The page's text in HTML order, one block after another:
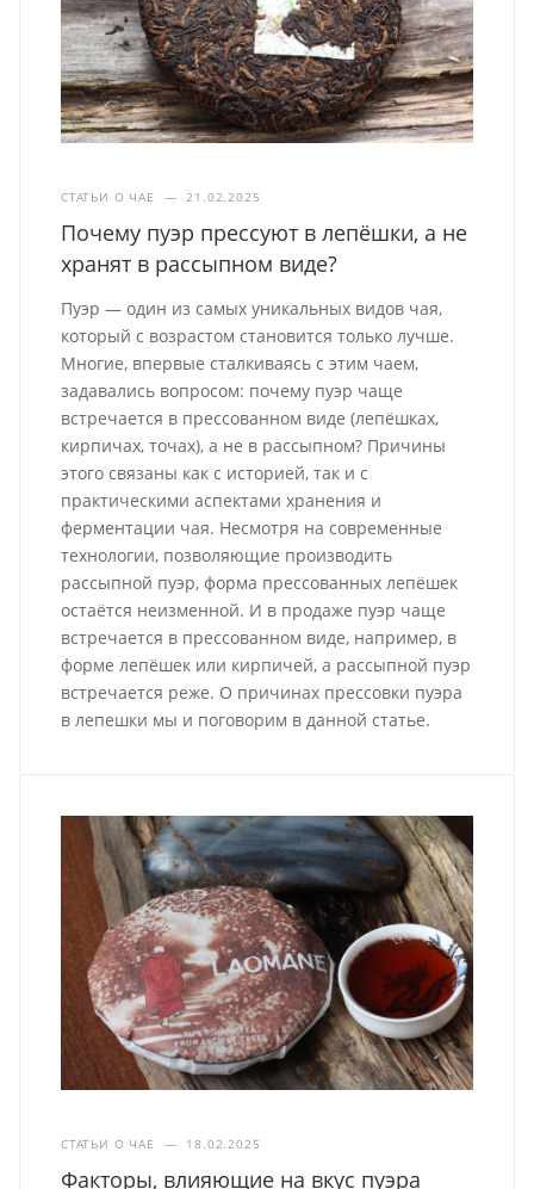
СТАТЬИ О ЧАЕ — 21.02.2025
Почему пуэр прессуют в лепёшки, а не
хранят в рассыпном виде?
Пуэр — один из самых уникальных видов чая,
который с возрастом становится только лучше.
Многие, впервые сталкиваясь с этим чаем,
задавались вопросом: почему пуэр чаще
встречается в прессованном виде (лепёшках,
кирпичах, точах), а не в рассыпном? Причины
этого связаны как с историей, так и с
практическими аспектами хранения и
ферментации чая. Несмотря на современные
технологии, позволяющие производить
рассыпной пуэр, форма прессованных лепёшек
остаётся неизменной. И в продаже пуэр чаще
встречается в прессованном виде, например, в
форме лепёшек или кирпичей, а рассыпной пуэр
встречается реже. О причинах прессовки пуэра
в лепешки мы и поговорим в данной статье.
СТАТЬИ О ЧАЕ — 18.02.2025
Факторы, влияющие на вкус пуэра